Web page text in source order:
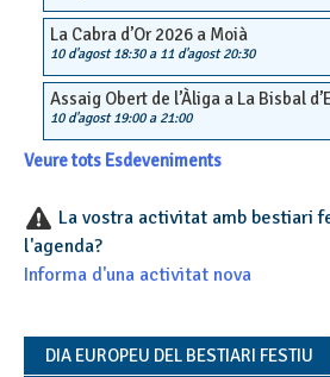
La Cabra d’Or 2026 a Moià
10 d'agost 18:30a 11 d'agost 20:30
Assaig Obert de l’Àliga a La Bisbal
10 d'agost 19:00a 21:00
Veure tots Esdeveniments
La vostra activitat amb bestiari
l'agenda?
Informa d'una activitat nova
DIA EUROPEU DEL BESTIARI FESTIU